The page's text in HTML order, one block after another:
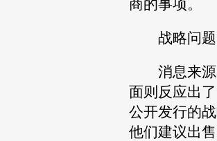
商的事项。
战略问题
消息来源
面则反应出
公开发行的
他们建议出